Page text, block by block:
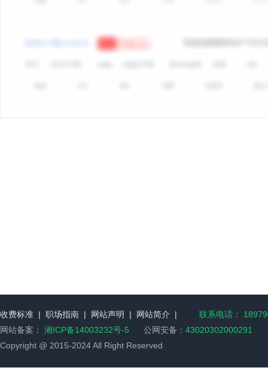
收费标准 | 职场指南 | 网站声明 | 网站简介 |
联系电话：
网站备案： 湘ICP备14003232号-5 公网安备： 43020302000291
Copyright @ 2015-2024 All Right Reserved